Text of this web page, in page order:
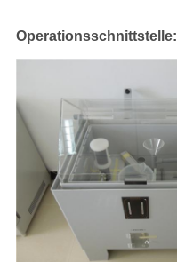
Operationsschnittstelle: